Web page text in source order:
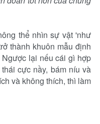
thể nhìn sự vật 'như
thành khuôn mẫu định
lại nếu cái gì hợp
cực nầy, bám níu và
và không thích, thì làm